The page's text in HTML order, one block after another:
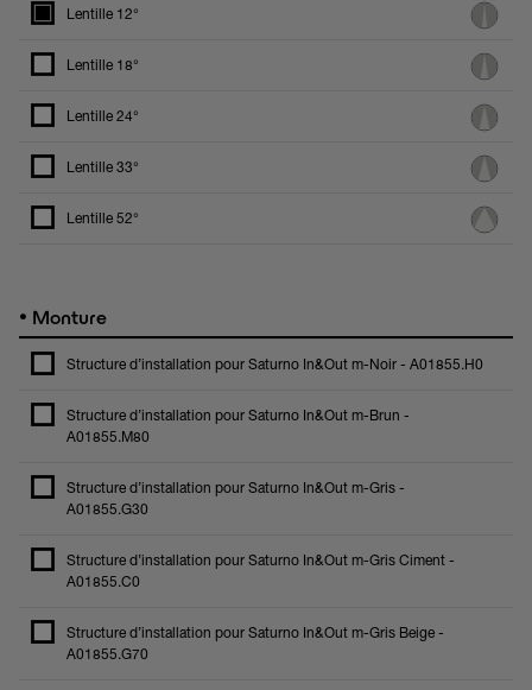
Lentille 12°
Lentille 18°
Lentille 24°
Lentille 33°
Lentille 52°
• Monture
Structure d’installation pour Saturno In&Out m-Noir - A01855.H0
Structure d’installation pour Saturno In&Out m-Brun -
A01855.M80
Structure d’installation pour Saturno In&Out m-Gris -
A01855.G30
Structure d’installation pour Saturno In&Out m-Gris Ciment -
A01855.C0
Structure d’installation pour Saturno In&Out m-Gris Beige -
A01855.G70